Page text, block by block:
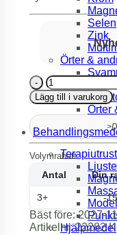
Selen
Zink
Örter &
Te &
Örter
Hjälpmedel
C-
vitamin
180
kap
mängd
Lägg till i varukorg
>
Volymrabatt
Antal Din
3+ -
Bäst före: 2027-
Artikelnr:22282